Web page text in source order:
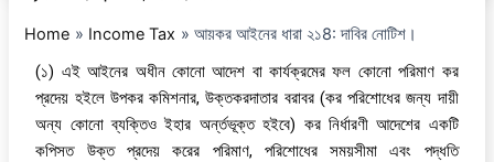
Home Income Tax
আয়কর আইনের ধারা ২১8: দাবির নোটিশ।
(১) এই আইনের অধীন কোনো আদেশ বা কার্যক্রমের ফল কোনো পরিমাণ কর
প্রদেয় হইলে উপকর কমিশনার, উক্তকরদাতার বরাবর (কর পরিশোধের জন্য দায়ী
অন্য কোনো ব্যক্তিও ইহার অর্ন্তভূক্ত হইবে) কর নির্ধারণী আদেশের একটি
কপিসত উক্ত প্রদেয় করের পরিমাণ, পরিশোধের সময়সীমা এবং পদ্ধতি